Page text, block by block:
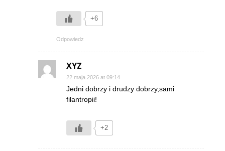
+6
Odpowiedz
XYZ
22 maja 2026 at 09:14
Jedni dobrzy i drudzy dobrzy,sami
filantropii!
+2